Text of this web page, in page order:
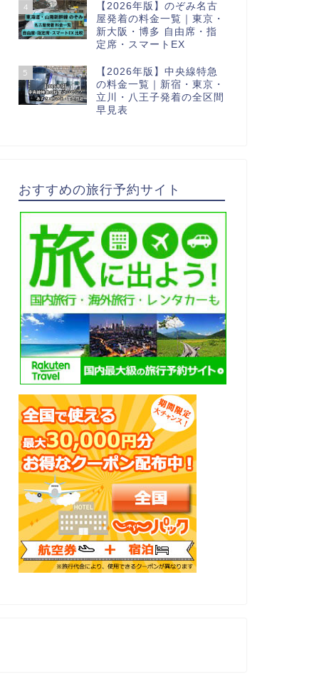
4
【2026年版】のぞみ名古
屋発着の料金一覧｜東京・
新大阪・博多 自由席・指
定席・スマートEX
5
【2026年版】中央線特急
の料金一覧｜新宿・東京・
立川・八王子発着の全区間
早見表
おすすめの旅行予約サイト